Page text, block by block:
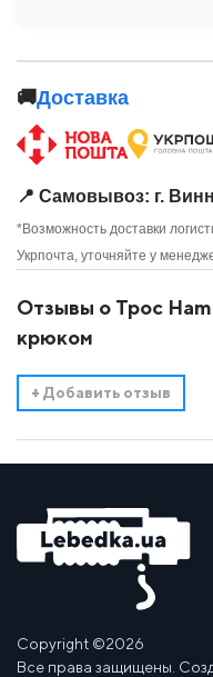
🚚Доставка
📍 Самовывоз: г.
*Возможность доставки
Укрпочта, уточняйте у
Отзывы о Трос
крюком
+ Добавить отзыв
Copyright ©2026
Все права защищены.